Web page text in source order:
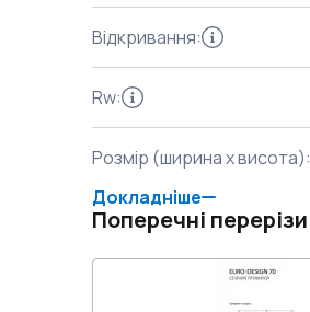
Відкривання:
Rw:
Розмір (ширина x висота):
Докладніше
Поперечні перерізи